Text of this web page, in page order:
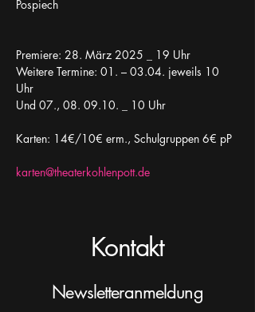
Pospiech
Premiere: 28. März 2025 _ 19 Uhr
Weitere Termine: 01. – 03.04. jeweils 10
Uhr
Und 07., 08. 09.10. _ 10 Uhr
Karten: 14€/10€ erm., Schulgruppen 6€ pP
karten@theaterkohlenpott.de
Kontakt
Newsletteranmeldung